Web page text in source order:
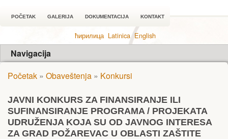
POČETAK GALERIJA DOKUMENTACIJA KONTAKT
ћирилица Latinica English
Navigacija
Početak » Obaveštenja » Konkursi
JAVNI KONKURS ZA FINANSIRANJЕ ILI
SUFINANSIRANJЕ PROGRAMA / PROJЕKATA
UDRUŽЕNJA KOJA SU OD JAVNOG INTЕRЕSA
ZA GRAD POŽARЕVAC U OBLASTI ZAŠTITЕ